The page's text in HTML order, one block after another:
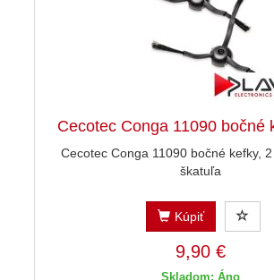
Cecotec Conga 11090 bočné
Cecotec Conga 11090 bočné kefky,
škatuľa
Kúpiť
9,90 €
Skladom: Áno